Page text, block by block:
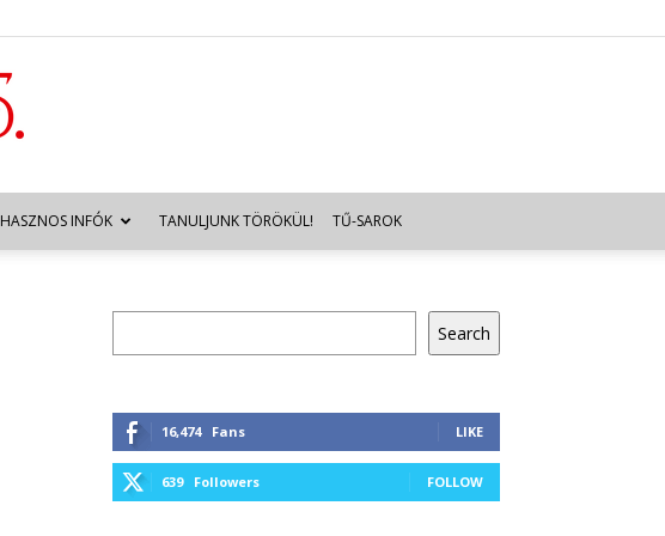
HASZNOS INFÓK TANULJUNK TÖRÖKÜL! TŰ-SAROK
Search
16,474 Fans LIKE
639 Followers FOLLOW